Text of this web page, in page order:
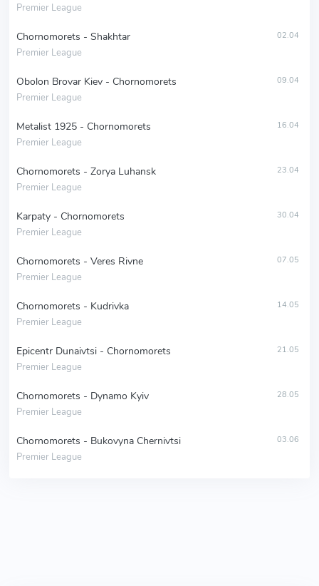
Premier League
Chornomorets - Shakhtar
Premier League
02.04
Obolon Brovar Kiev - Chornomorets
Premier League
09.04
Metalist 1925 - Chornomorets
Premier League
16.04
Chornomorets - Zorya Luhansk
Premier League
23.04
Karpaty - Chornomorets
Premier League
30.04
Chornomorets - Veres Rivne
Premier League
07.05
Chornomorets - Kudrivka
Premier League
14.05
Epicentr Dunaivtsi - Chornomorets
Premier League
21.05
Chornomorets - Dynamo Kyiv
Premier League
28.05
Chornomorets - Bukovyna Chernivtsi
Premier League
03.06